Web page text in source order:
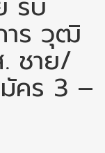
าร วุฒิ
ชาย/
คร 3 –